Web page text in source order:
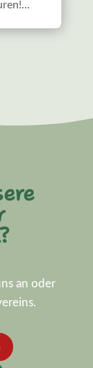
an oder